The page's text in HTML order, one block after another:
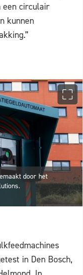
een circulair
kunnen
door het
in Den Bosch,